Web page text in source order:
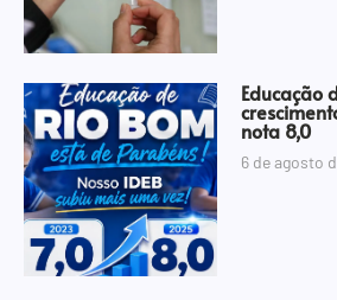
Educação
nota 8,0
6 de agosto